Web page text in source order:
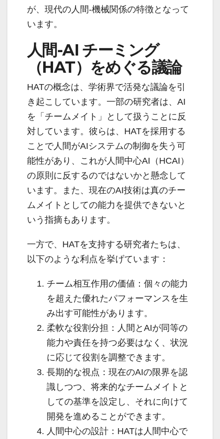
が、現代の人間-機械関係の特徴となって
います。
人間-AI チーミング
（HAT）をめぐる議論
HATの概念は、学術界で活発な議論を引
き起こしています。一部の研究者は、AI
を「チームメイト」として扱うことに反
対しています。彼らは、HATを採用する
ことで人間がAIシステムの制御を失う可
能性があり、これが人間中心AI（HCAI）
の原則に反するのではないかと懸念して
います。また、現在のAI技術は真のチー
ムメイトとしての能力を提供できないと
いう指摘もあります。
一方で、HATを支持する研究者たちは、
以下のような利点を挙げています：
チーム相互作用の価値：個々の能力
を超えた優れたパフォーマンスを生
み出す可能性があります。
柔軟な役割分担：人間とAIが同等の
能力や責任を持つ必要はなく、状況
に応じて役割を調整できます。
長期的な視点：現在のAIの限界を認
識しつつ、将来的なチームメイトと
しての基準を設定し、それに向けて
開発を進めることができます。
人間中心の設計：HATは人間中心で